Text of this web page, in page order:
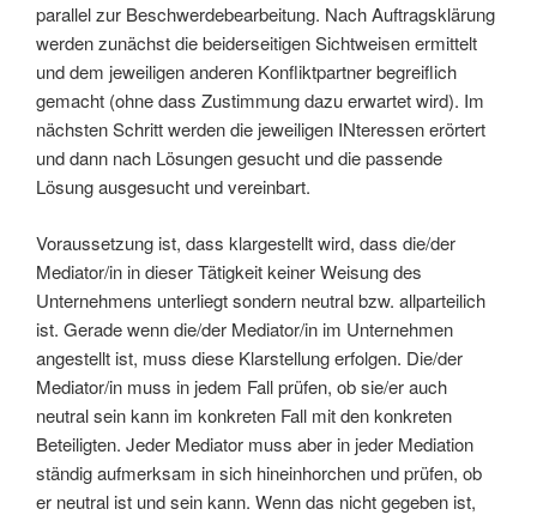
parallel zur Beschwerdebearbeitung. Nach Auftragsklärung
werden zunächst die beiderseitigen Sichtweisen ermittelt
und dem jeweiligen anderen Konfliktpartner begreiflich
gemacht (ohne dass Zustimmung dazu erwartet wird). Im
nächsten Schritt werden die jeweiligen INteressen erörtert
und dann nach Lösungen gesucht und die passende
Lösung ausgesucht und vereinbart.
Voraussetzung ist, dass klargestellt wird, dass die/der
Mediator/in in dieser Tätigkeit keiner Weisung des
Unternehmens unterliegt sondern neutral bzw. allparteilich
ist. Gerade wenn die/der Mediator/in im Unternehmen
angestellt ist, muss diese Klarstellung erfolgen. Die/der
Mediator/in muss in jedem Fall prüfen, ob sie/er auch
neutral sein kann im konkreten Fall mit den konkreten
Beteiligten. Jeder Mediator muss aber in jeder Mediation
ständig aufmerksam in sich hineinhorchen und prüfen, ob
er neutral ist und sein kann. Wenn das nicht gegeben ist,